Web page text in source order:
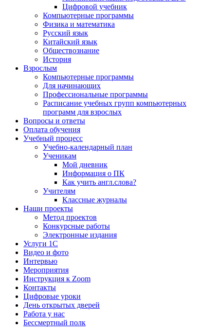
Цифровой учебник
Компьютерные программы
Физика и математика
Русский язык
Китайский язык
Обществознание
История
Взрослым
Компьютерные программы
Для начинающих
Профессиональные программы
Расписание учебных групп компьютерных
программ для взрослых
Вопросы и ответы
Оплата обучения
Учебный процесс
Учебно-календарный план
Ученикам
Мой дневник
Информация о ПК
Как учить англ.слова?
Учителям
Классные журналы
Наши проекты
Метод проектов
Конкурсные работы
Электронные издания
Услуги 1C
Видео и фото
Интервью
Мероприятия
Инструкция к Zoom
Контакты
Цифровые уроки
День открытых дверей
Работа у нас
Бессмертный полк